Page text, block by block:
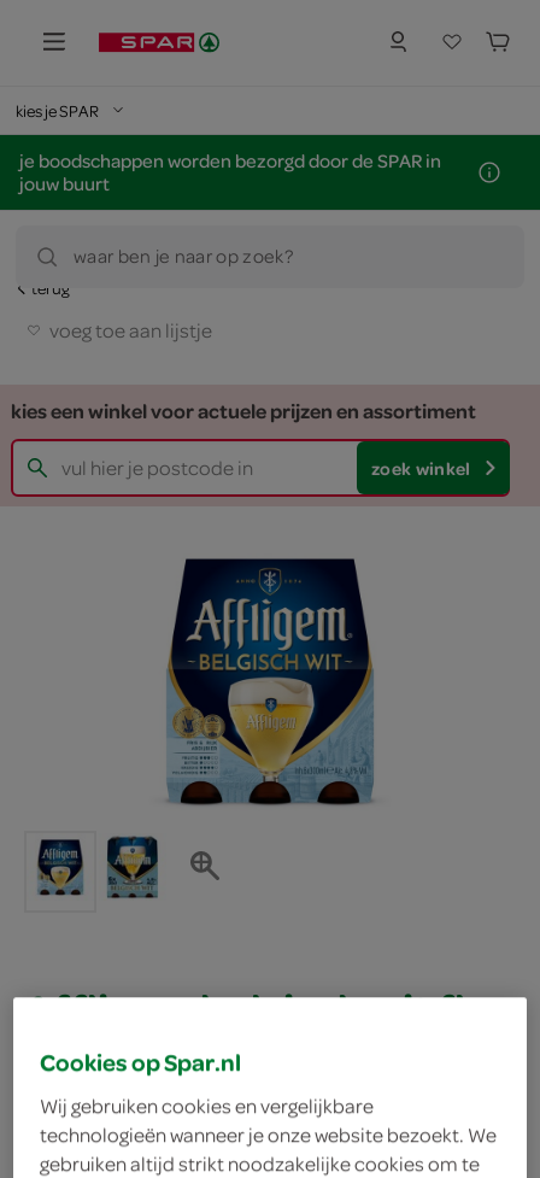
kies je SPAR
je boodschappen worden bezorgd door de SPAR in
jouw buurt
waar ben je naar op zoek?
terug
voeg toe aan lijstje
kies een winkel voor actuele prijzen en assortiment
zoek winkel
Affligem belgisch wit fl
6x300 ml
Affligem
Cookies op Spar.nl
Wij gebruiken cookies en vergelijkbare
technologieën wanneer je onze website bezoekt. We
gebruiken altijd strikt noodzakelijke cookies om te